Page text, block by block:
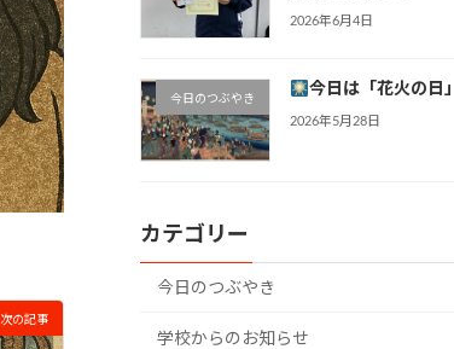
次の記事
2026年6月4日
今日のつぶやき
今日は「花火の日」
2026年5月28日
カテゴリー
今日のつぶやき
学校からのお知らせ